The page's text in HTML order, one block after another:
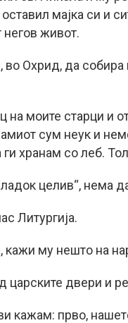
оставил мајка си и
живот.
во Охрид, да
на моите старци и
сум неук и
хранам со леб.
целив“, нема
Литургија.
му нешто на
царските двери и
кажам: прво,